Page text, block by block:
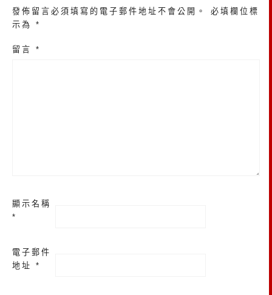
發佈留言必須填寫的電子郵件地址不會公開。
必填欄位標
示為 *
留言 *
顯示名稱
*
電子郵件
地址 *